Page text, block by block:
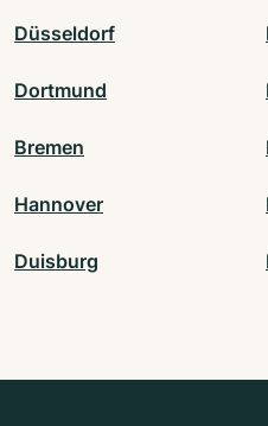
Düsseldorf
Dortmund
Bremen
Hannover
Duisburg